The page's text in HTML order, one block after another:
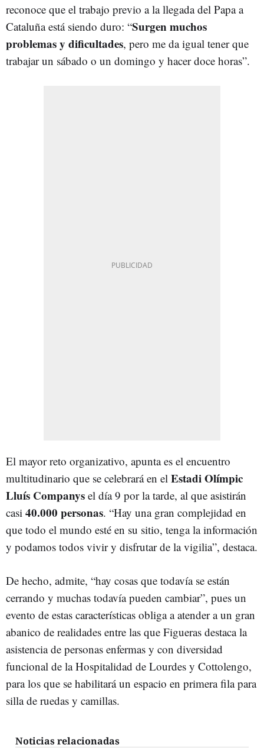
reconoce que el trabajo previo a la llegada del Papa a
Cataluña está siendo duro: “Surgen muchos
problemas y dificultades, pero me da igual tener que
trabajar un sábado o un domingo y hacer doce horas”.
El mayor reto organizativo, apunta es el encuentro
multitudinario que se celebrará en el Estadi Olímpic
Lluís Companys el día 9 por la tarde, al que asistirán
casi 40.000 personas. “Hay una gran complejidad en
que todo el mundo esté en su sitio, tenga la información
y podamos todos vivir y disfrutar de la vigilia”, destaca.
De hecho, admite, “hay cosas que todavía se están
cerrando y muchas todavía pueden cambiar”, pues un
evento de estas características obliga a atender a un gran
abanico de realidades entre las que Figueras destaca la
asistencia de personas enfermas y con diversidad
funcional de la Hospitalidad de Lourdes y Cottolengo,
para los que se habilitará un espacio en primera fila para
silla de ruedas y camillas.
Noticias relacionadas